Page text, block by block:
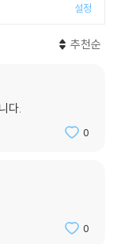
설정
추천순
다.
0
0